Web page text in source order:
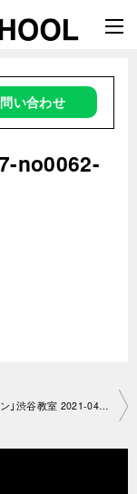
い合わせ
no0062-
｢体験レッスン｣渋谷教室 2021-04-25-no0062